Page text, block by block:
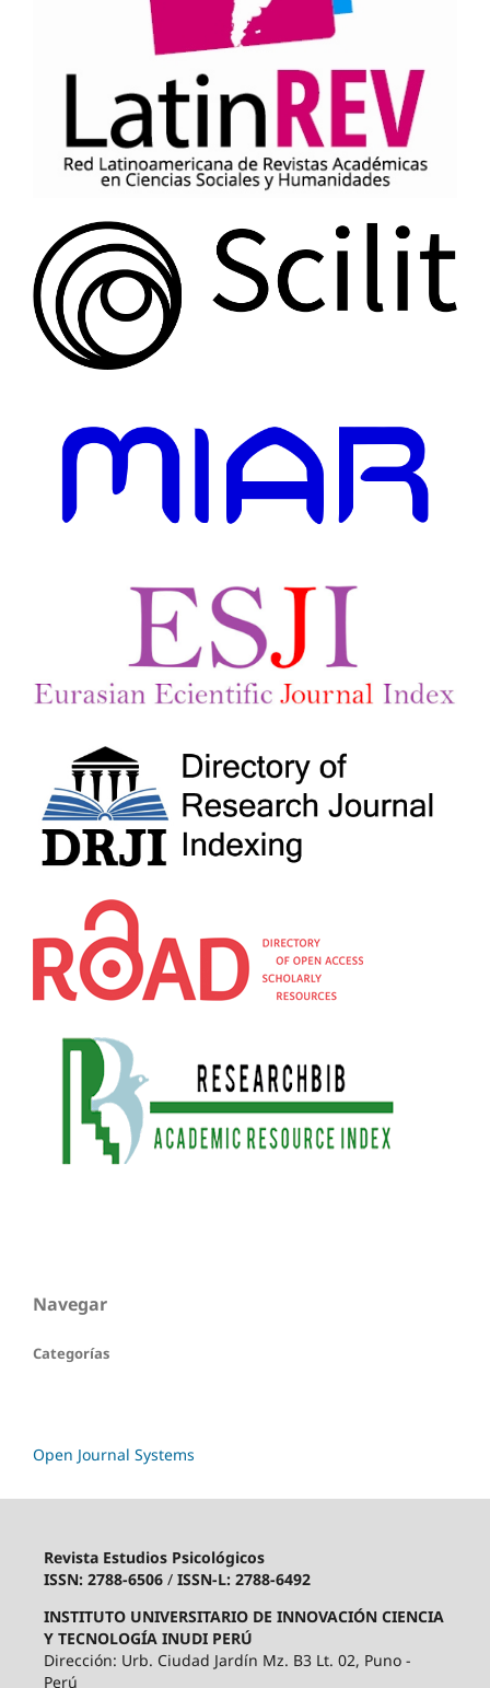
Navegar
Categorías
Open Journal Systems
Revista Estudios Psicológicos
ISSN: 2788-6506/ ISSN-L: 2788-6492
INSTITUTO UNIVERSITARIO DE INNOVACIÓN CIENCIA
Y TECNOLOGÍA INUDI PERÚ
Dirección: Urb. Ciudad Jardín Mz. B3 Lt. 02, Puno -
Perú